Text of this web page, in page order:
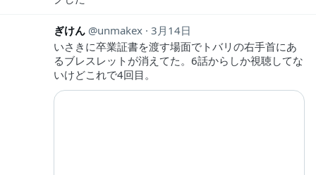
ぎけん unmakex 3月14日
いさきに卒業証書を渡す場面でトバリの右手首にあ
るブレスレットが消えてた。6話からしか視聴してな
いけどこれで4回目。